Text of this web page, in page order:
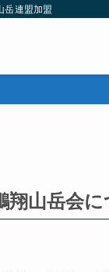
岳連盟加盟
翔山岳会に